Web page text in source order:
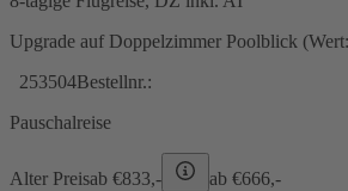
Upgrade auf Doppelzimmer Poolblick
253504Bestellnr.:
Pauschalreise
Alter Preisab €833,- ab €666,-